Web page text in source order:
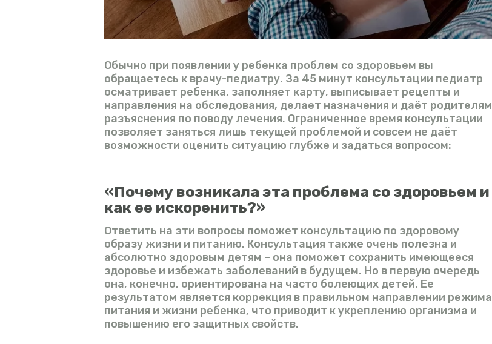
Обычно при появлении у ребенка проблем со здоровьем вы
обращаетесь к врачу-педиатру. За 45 минут консультации педиатр
осматривает ребенка, заполняет карту, выписывает рецепты и
направления на обследования, делает назначения и даёт родителям
разъяснения по поводу лечения. Ограниченное время консультации
позволяет заняться лишь текущей проблемой и совсем не даёт
возможности оценить ситуацию глубже и задаться вопросом:
«Почему возникала эта проблема со здоровьем и
как ее искоренить?»
Ответить на эти вопросы поможет консультацию по здоровому
образу жизни и питанию. Консультация также очень полезна и
абсолютно здоровым детям – она поможет сохранить имеющееся
здоровье и избежать заболеваний в будущем. Но в первую очередь
она, конечно, ориентирована на часто болеющих детей. Ее
результатом является коррекция в правильном направлении режима
питания и жизни ребенка, что приводит к укреплению организма и
повышению его защитных свойств.